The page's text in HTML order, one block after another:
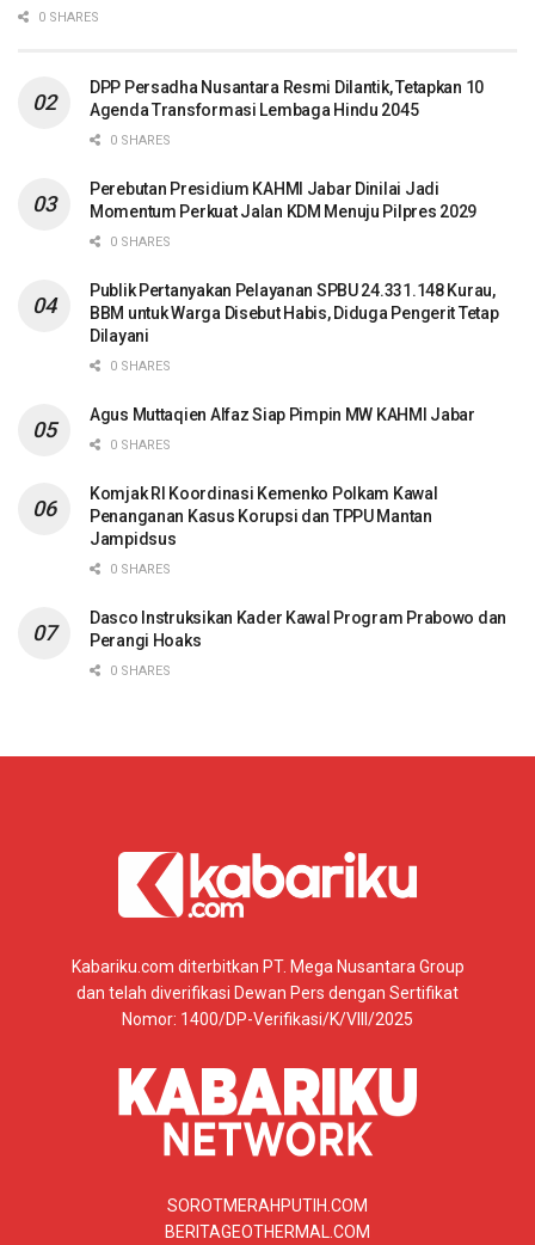
0 SHARES
DPP Persadha Nusantara Resmi Dilantik, Tetapkan 10
Agenda Transformasi Lembaga Hindu 2045
0 SHARES
Perebutan Presidium KAHMI Jabar Dinilai Jadi
Momentum Perkuat Jalan KDM Menuju Pilpres 2029
0 SHARES
Publik Pertanyakan Pelayanan SPBU 24.331.148 Kurau,
BBM untuk Warga Disebut Habis, Diduga Pengerit Tetap
Dilayani
0 SHARES
Agus Muttaqien Alfaz Siap Pimpin MW KAHMI Jabar
0 SHARES
Komjak RI Koordinasi Kemenko Polkam Kawal
Penanganan Kasus Korupsi dan TPPU Mantan
Jampidsus
0 SHARES
Dasco Instruksikan Kader Kawal Program Prabowo dan
Perangi Hoaks
0 SHARES
Kabariku.com diterbitkan PT. Mega Nusantara Group
dan telah diverifikasi Dewan Pers dengan Sertifikat
Nomor: 1400/DP-Verifikasi/K/VIII/2025
SOROTMERAHPUTIH.COM
BERITAGEOTHERMAL.COM